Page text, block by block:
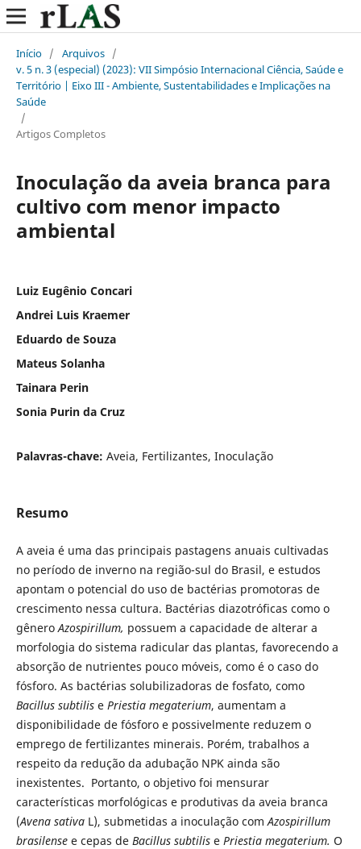
Início / Arquivos /
v. 5 n. 3 (especial) (2023): VII Simpósio Internacional Ciência, Saúde e
Território | Eixo III - Ambiente, Sustentabilidades e Implicações na
Saúde
/
Artigos Completos
Inoculação da aveia branca para
cultivo com menor impacto
ambiental
Luiz Eugênio Concari
Andrei Luis Kraemer
Eduardo de Souza
Mateus Solanha
Tainara Perin
Sonia Purin da Cruz
Palavras-chave: Aveia, Fertilizantes, Inoculação
Resumo
A aveia é uma das principais pastagens anuais cultivadas
no período de inverno na região-sul do Brasil, e estudos
apontam o potencial do uso de bactérias promotoras de
crescimento nessa cultura. Bactérias diazotróficas como o
gêneroAzospirillum, possuem a capacidade de alterar a
morfologia do sistema radicular das plantas, favorecendo a
absorção de nutrientes pouco móveis, como é o caso do
fósforo. As bactérias solubilizadoras de fosfato, como
Bacillus subtilis e Priestiamegaterium, aumentam a
disponibilidade de fósforo e possivelmente reduzem o
emprego de fertilizantes minerais. Porém, trabalhos a
respeito da redução da adubação NPK ainda são
inexistentes. Portanto, o objetivo foi mensurar
características morfológicas e produtivas da aveia branca
(Avena sativa L), submetidas a inoculação comAzospirillum
brasilense e cepas de Bacillus subtilis e Priestia megaterium. O